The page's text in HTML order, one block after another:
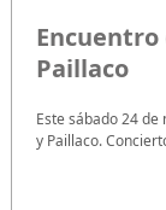
Encuentro
Paillaco
Este sábado 24
y Paillaco.